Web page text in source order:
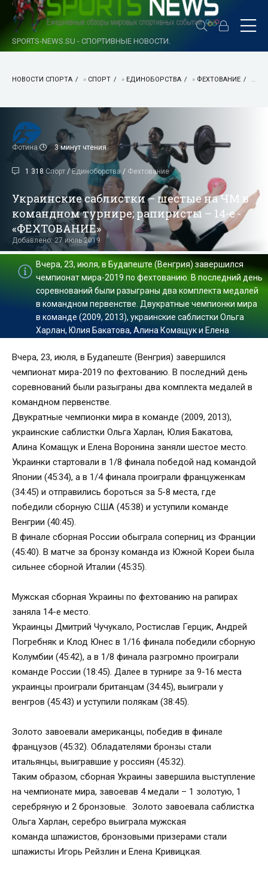
SPORTS-NEWS.SU - СПОРТИВНЫЕ НОВОСТИ.
НОВОСТИ СПОРТА » СПОРТ » ЕДИНОБОРСТВА » ФЕХТОВАНИЕ
Фотина 3 минут чтения
1 318 Спорт /Единоборства / Фехтование
Украинские саблистки – шестые на ЧМ в
командном турнире; рапиристы – 14-е -
«ФЕХТОВАНИЕ»
Добавлено: 27 июль 2019
Вчера, 23, июля, в Будапеште (Венгрия) завершился
чемпионат мира-2019 по фехтованию. В последний день
соревнований были разыграны два комплекта медалей
в командном первенстве. Двукратные чемпионки мира
в команде (2009, 2013), украинские саблистки Ольга
Харлан, Юлия Бакатова, Алина Комащук и Елена
Вчера, 23, июля, в Будапеште (Венгрия) завершился
чемпионат мира-2019 по фехтованию. В последний день
соревнований были разыграны два комплекта медалей в
командном первенстве.
Двукратные чемпионки мира в команде (2009, 2013),
украинские саблистки Ольга Харлан, Юлия Бакатова,
Алина Комащук и Елена Воронина заняли шестое место.
Украинки стартовали в 1/8 финала победой над командой
Японии (45:34), а в 1/4 финала проиграли француженкам
(34:45) и отправились бороться за 5-8 места, где
победили сборную США (45:38) и уступили команде
Венгрии (40:45).
В финале сборная России обыграла соперниц из Франции
(45:40). В матче за бронзу команда из Южной Кореи была
сильнее сборной Италии (45:35).
Мужская сборная Украины по фехтованию на рапирах
заняла 14-е место.
Украинцы Дмитрий Чучукало, Ростислав Герцик, Андрей
Погребняк и Клод Юнес в 1/16 финала победили сборную
Колумбии (45:42), а в 1/8 финала разгромно проиграли
команде России (18:45). Далее в турнире за 9-16 места
украинцы проиграли британцам (34:45), выиграли у
венгров (45:43) и уступили полякам (38:45).
Золото завоевали американцы, победив в финале
французов (45:32). Обладателями бронзы стали
итальянцы, выигравшие у россиян (45:32).
Таким образом, сборная Украины завершила выступление
на чемпионате мира, завоевав 4 медали – 1 золотую, 1
серебряную и 2 бронзовые. Золото завоевала саблистка
Ольга Харлан, серебро выиграла мужская
команда шпажистов, бронзовыми призерами стали
шпажисты Игорь Рейзлин и Елена Кривицкая.